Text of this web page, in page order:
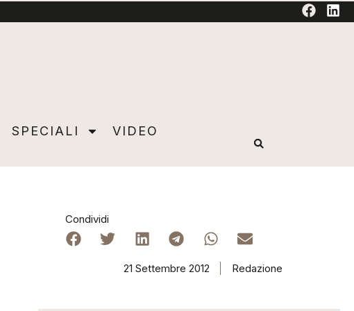
ADVERTORIAL
SPECIALI
VIDEO
Condividi
21 Settembre 2012 Redazione